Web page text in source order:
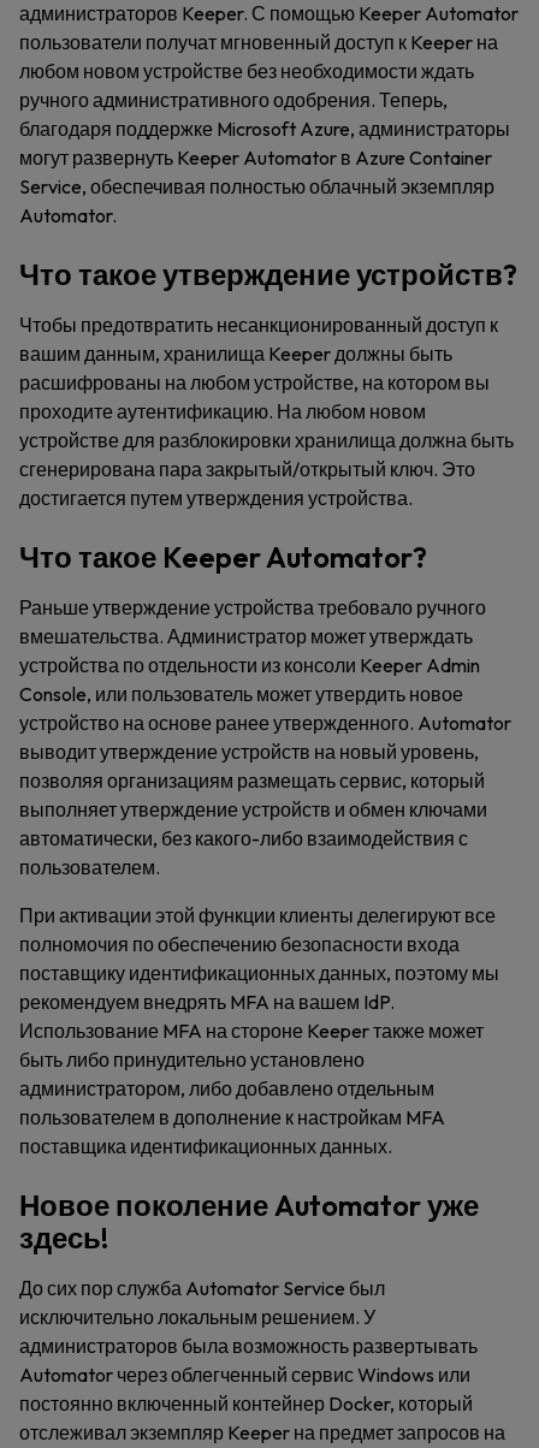
администраторов Keeper. С помощью Keeper Automator
пользователи получат мгновенный доступ к Keeper на
любом новом устройстве без необходимости ждать
ручного административного одобрения. Теперь,
благодаря поддержке Microsoft Azure, администраторы
могут развернуть Keeper Automator в Azure Container
Service, обеспечивая полностью облачный экземпляр
Automator.
Что такое утверждение устройств?
Чтобы предотвратить несанкционированный доступ к
вашим данным, хранилища Keeper должны быть
расшифрованы на любом устройстве, на котором вы
проходите аутентификацию. На любом новом
устройстве для разблокировки хранилища должна быть
сгенерирована пара закрытый/открытый ключ. Это
достигается путем утверждения устройства.
Что такое Keeper Automator?
Раньше утверждение устройства требовало ручного
вмешательства. Администратор может утверждать
устройства по отдельности из консоли Keeper Admin
Console, или пользователь может утвердить новое
устройство на основе ранее утвержденного. Automator
выводит утверждение устройств на новый уровень,
позволяя организациям размещать сервис, который
выполняет утверждение устройств и обмен ключами
автоматически, без какого-либо взаимодействия с
пользователем.
При активации этой функции клиенты делегируют все
полномочия по обеспечению безопасности входа
поставщику идентификационных данных, поэтому мы
рекомендуем внедрять MFA на вашем IdP.
Использование MFA на стороне Keeper также может
быть либо принудительно установлено
администратором, либо добавлено отдельным
пользователем в дополнение к настройкам MFA
поставщика идентификационных данных.
Новое поколение Automator уже
здесь!
До сих пор служба Automator Service был
исключительно локальным решением. У
администраторов была возможность развертывать
Automator через облегченный сервис Windows или
постоянно включенный контейнер Docker, который
отслеживал экземпляр Keeper на предмет запросов на